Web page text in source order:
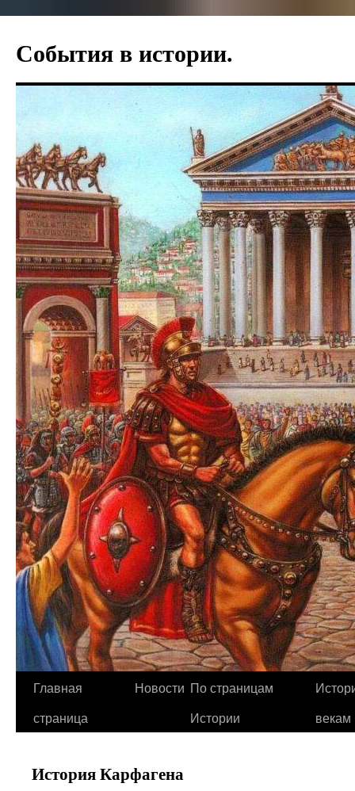
События в истории.
Главная
страница
Новости По страницам
Истории
векам
История Карфагена